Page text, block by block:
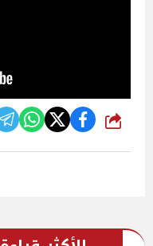
شارك